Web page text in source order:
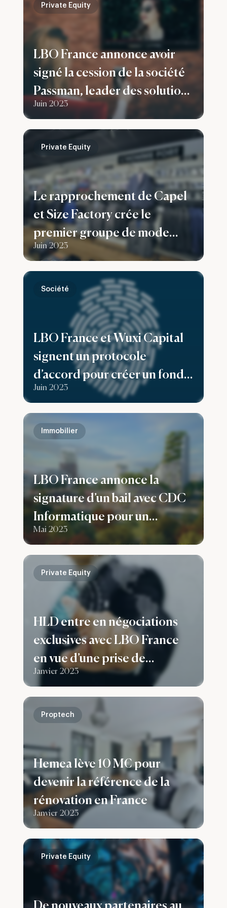
LBO France annonce avoir
signé la cession de la société
Passman, leader des solutions
connectées
Juin 2023
Private Equity
Le rapprochement de Capel
et Size Factory crée le
premier groupe de mode
grande taille pour homme en
France
Juin 2023
Private Equity
LBO France et Wuxi Capital
signent un protocole
d’accord pour créer un fonds
destiné à accompagner les
sociétés européennes dans
leur développement en
Chine
Juin 2023
Société
LBO France annonce la
signature d’un bail avec CDC
Informatique pour un
immeuble de bureaux à
Bagneux
Mai 2023
Immobilier
HLD entre en négociations
exclusives avec LBO France
en vue d’une prise de
participation majoritaire au
capital du groupe Infodis
Janvier 2023
Private Equity
Hemea lève 10 M€ pour
devenir la référence de la
rénovation en France
Janvier 2023
Proptech
Private Equity